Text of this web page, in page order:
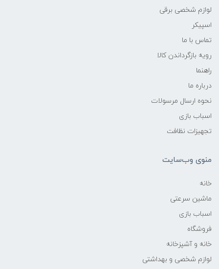
لوازم شخصی برقی
اسپیکر
تماس با ما
رویه بازگرداندن کالا
راهنما
درباره ما
نحوه ارسال مرسولات
اسباب بازی
تجهیزات نظافت
منوی وب‌سایت
خانه
ماشین سرعتی
اسباب بازی
فروشگاه
خانه و آشپزخانه
لوازم شخصی و بهداشتی